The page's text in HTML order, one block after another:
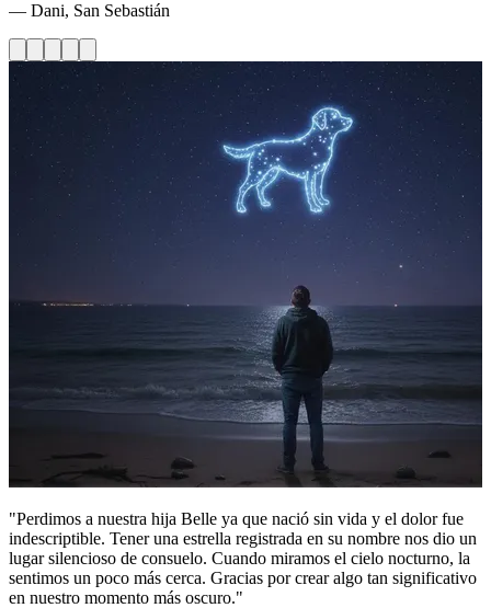
— Dani, San Sebastián
"Perdimos a nuestra hija Belle ya que nació sin vida y el dolor fue
indescriptible. Tener una estrella registrada en su nombre nos dio un
lugar silencioso de consuelo. Cuando miramos el cielo nocturno, la
sentimos un poco más cerca. Gracias por crear algo tan significativo
en nuestro momento más oscuro."